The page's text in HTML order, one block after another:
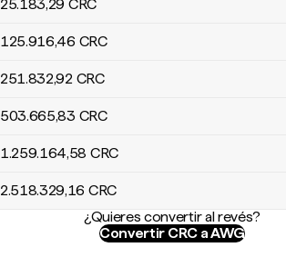
25.183,29 CRC
125.916,46 CRC
251.832,92 CRC
503.665,83 CRC
1.259.164,58 CRC
2.518.329,16 CRC
¿Quieres convertir al revés?
Convertir CRC a AWG